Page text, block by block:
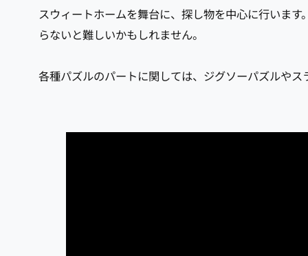
スウィートホームを舞台に、探し物を中心に行いま
らないと難しいかもしれません。
各種パズルのパートに関しては、ジグソーパズルや